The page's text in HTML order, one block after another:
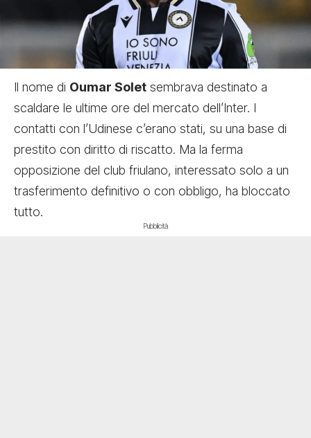
Il nome di Oumar Solet sembrava destinato a
scaldare le ultime ore del mercato dell’Inter. I
contatti con l’Udinese c’erano stati, su una base di
prestito con diritto di riscatto. Ma la ferma
opposizione del club friulano, interessato solo a un
trasferimento definitivo o con obbligo, ha bloccato
tutto.
Pubblicità